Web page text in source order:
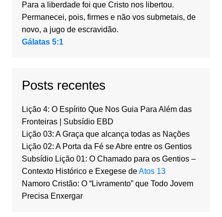
Para a liberdade foi que Cristo nos libertou.
Permanecei, pois, firmes e não vos submetais, de
novo, a jugo de escravidão.
Gálatas 5:1
Posts recentes
Lição 4: O Espírito Que Nos Guia Para Além das
Fronteiras | Subsídio EBD
Lição 03: A Graça que alcança todas as Nações
Lição 02: A Porta da Fé se Abre entre os Gentios
Subsídio Lição 01: O Chamado para os Gentios –
Contexto Histórico e Exegese deAtos 13
Namoro Cristão: O “Livramento” que Todo Jovem
Precisa Enxergar